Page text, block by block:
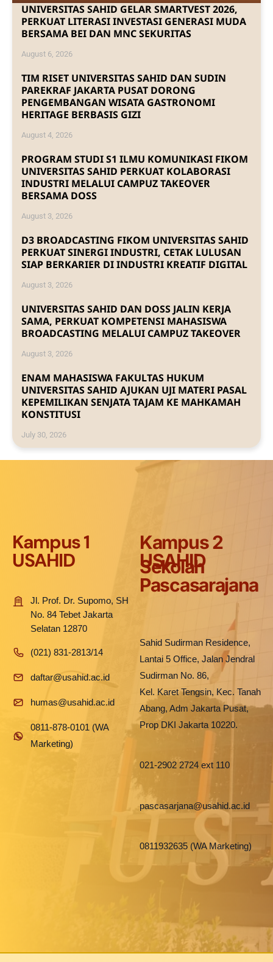
UNIVERSITAS SAHID GELAR SMARTVEST 2026,
PERKUAT LITERASI INVESTASI GENERASI MUDA
BERSAMA BEI DAN MNC SEKURITAS
August 6, 2026
TIM RISET UNIVERSITAS SAHID DAN SUDIN
PAREKRAF JAKARTA PUSAT DORONG
PENGEMBANGAN WISATA GASTRONOMI
HERITAGE BERBASIS GIZI
August 4, 2026
PROGRAM STUDI S1 ILMU KOMUNIKASI FIKOM
UNIVERSITAS SAHID PERKUAT KOLABORASI
INDUSTRI MELALUI CAMPUZ TAKEOVER
BERSAMA DOSS
August 3, 2026
D3 BROADCASTING FIKOM UNIVERSITAS SAHID
PERKUAT SINERGI INDUSTRI, CETAK LULUSAN
SIAP BERKARIER DI INDUSTRI KREATIF DIGITAL
August 3, 2026
UNIVERSITAS SAHID DAN DOSS JALIN KERJA
SAMA, PERKUAT KOMPETENSI MAHASISWA
BROADCASTING MELALUI CAMPUZ TAKEOVER
August 3, 2026
ENAM MAHASISWA FAKULTAS HUKUM
UNIVERSITAS SAHID AJUKAN UJI MATERI PASAL
KEPEMILIKAN SENJATA TAJAM KE MAHKAMAH
KONSTITUSI
July 30, 2026
Kampus 1
USAHID
Jl. Prof. Dr. Supomo, SH
No. 84 Tebet Jakarta
Selatan 12870
(021) 831-2813/14
daftar@usahid.ac.id
humas@usahid.ac.id
0811-878-0101 (WA
Marketing)
Kampus 2
USAHID
Sekolah
Pascasarajana
Sahid Sudirman Residence,
Lantai 5 Office, Jalan Jendral
Sudirman No. 86,
Kel. Karet Tengsin, Kec. Tanah
Abang, Adm Jakarta Pusat,
Prop DKI Jakarta 10220.
021-2902 2724 ext 110
pascasarjana@usahid.ac.id
0811932635 (WA Marketing)